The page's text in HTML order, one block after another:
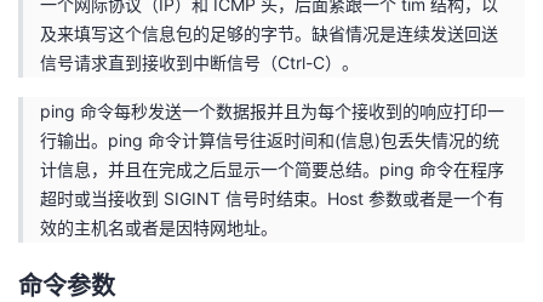
注
发
者
学
Programs
我
的
支
持
一个网际协议（IP）和 ICMP 头，后面紧跟一个 tim 结构，以
及来填写这个信息包的足够的字节。缺省情况是连续发送回送
信号请求直到接收到中断信号（Ctrl-C）。
ping 命令每秒发送一个数据报并且为每个接收到的响应打印一
行输出。ping 命令计算信号往返时间和(信息)包丢失情况的统
计信息，并且在完成之后显示一个简要总结。ping 命令在程序
超时或当接收到 SIGINT 信号时结束。Host 参数或者是一个有
效的主机名或者是因特网地址。
命令参数